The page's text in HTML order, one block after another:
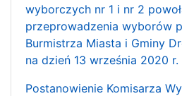
wyborczych nr 1 i nr 2
przeprowadzenia wyborów
Burmistrza Miasta i Gminy
na dzień 13 września 2020 r.
Postanowienie Komisarza